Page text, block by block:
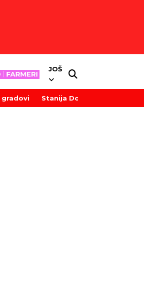
JOŠ
gradovi Stanija Dobrojević